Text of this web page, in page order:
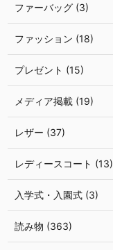
ファーバッグ (3)
ファッション (18)
プレゼント (15)
メディア掲載 (19)
レザー (37)
レディースコート (13)
入学式・入園式 (3)
読み物 (363)